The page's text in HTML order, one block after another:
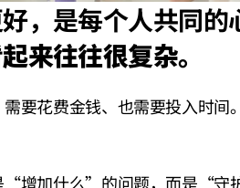
，是每个人共同的
来往往很复杂。
要花费金钱、也需要投入时间
“增加什么”的问题，而是“守